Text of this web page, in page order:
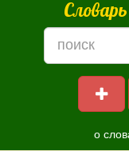
о